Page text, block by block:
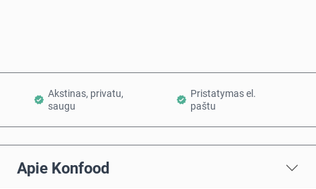
Akstinas, privatu,
saugu
Pristatymas el.
paštu
Apie Konfood